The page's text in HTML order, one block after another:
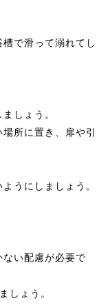
で滑って溺れてし
しょう。
所に置き、扉や引
うにしましょう。
い配慮が必要で
しょう。